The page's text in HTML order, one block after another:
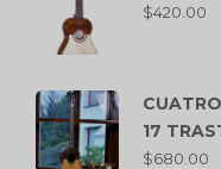
$420.00
17
$680.00